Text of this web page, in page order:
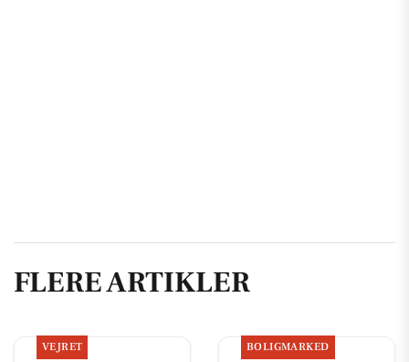
FLERE ARTIKLER
VEJRET BOLIGMARKED